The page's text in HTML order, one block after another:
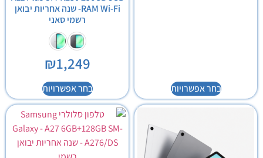
בחר אפשרויות
RAM Wi-Fi- שנה אחריות יבואן
רשמי סאני
₪1,249
בחר אפשרויות